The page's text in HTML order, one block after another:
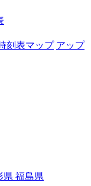
刻表マップ アップ
県 福島県